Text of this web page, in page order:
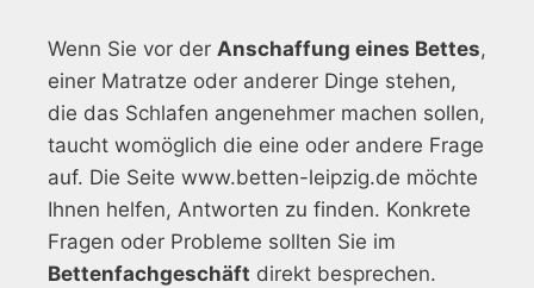
Wenn Sie vor der Anschaffung eines Bettes,
einer Matratze oder anderer Dinge stehen,
die das Schlafen angenehmer machen sollen,
taucht womöglich die eine oder andere Frage
auf. Die Seite www.betten-leipzig.de möchte
Ihnen helfen, Antworten zu finden. Konkrete
Fragen oder Probleme sollten Sie im
Bettenfachgeschäft direkt besprechen.